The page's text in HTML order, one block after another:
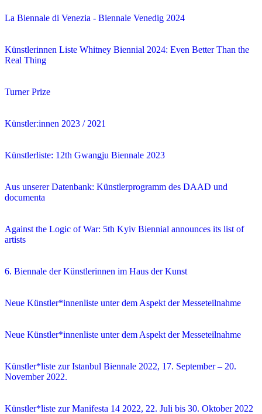
La Biennale di Venezia - Biennale Venedig 2024
Künstlerinnen Liste Whitney Biennial 2024: Even Better Than the
Real Thing
Turner Prize
Künstler:innen 2023 / 2021
Künstlerliste: 12th Gwangju Biennale 2023
Aus unserer Datenbank: Künstlerprogramm des DAAD und
documenta
Against the Logic of War: 5th Kyiv Biennial announces its list of
artists
6. Biennale der Künstlerinnen im Haus der Kunst
Neue Künstler*innenliste unter dem Aspekt der Messeteilnahme
Neue Künstler*innenliste unter dem Aspekt der Messeteilnahme
Künstler*liste zur Istanbul Biennale 2022, 17. September – 20.
November 2022.
Künstler*liste zur Manifesta 14 2022, 22. Juli bis 30. Oktober 2022